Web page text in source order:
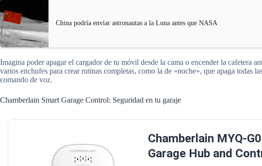
China podría enviar astronautas a la Luna antes que NASA
Imagina poder apagar el cargador de tu móvil desde la cama o encender la cafetera
varios enchufes para crear rutinas completas, como la de «noche», que apaga todas
comando de voz.
Chamberlain Smart Garage Control: Seguridad en tu garaje
Chamberlain MYQ-
Garage Hub and